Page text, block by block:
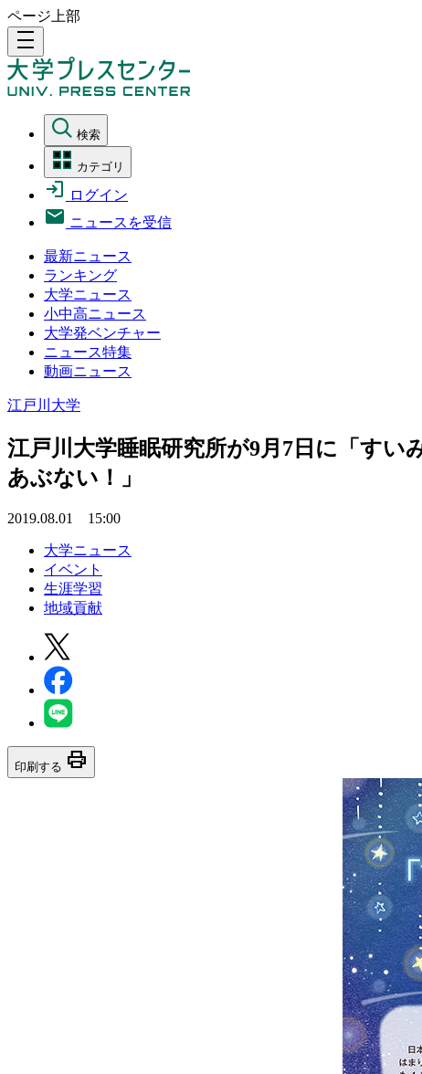
ページ上部
density_medium
検索
カテゴリ
ログイン
ニュースを受信
最新ニュース
ランキング
大学ニュース
小中高ニュース
大学発ベンチャー
ニュース特集
動画ニュース
江戸川大学
江戸川大学睡眠研究所が9月7日に「す
あぶない！」
2019.08.01 15:00
大学ニュース
イベント
生涯学習
地域貢献
印刷する print